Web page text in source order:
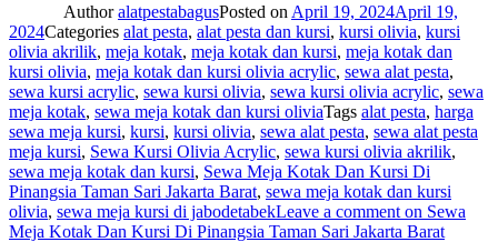
AuthoralatpestabagusPosted on April 19, 2024April 19,
2024Categories alat pesta, alat pesta dan kursi, kursi olivia, kursi
olivia akrilik, meja kotak, meja kotak dan kursi, meja kotak dan
kursi olivia, meja kotak dan kursi olivia acrylic, sewa alat pesta,
sewa kursi acrylic, sewa kursi olivia, sewa kursi olivia acrylic, sewa
meja kotak, sewa meja kotak dan kursi oliviaTags alat pesta, harga
sewa meja kursi, kursi, kursi olivia, sewa alat pesta, sewa alat pesta
meja kursi, Sewa Kursi Olivia Acrylic, sewa kursi olivia akrilik,
sewa meja kotak dan kursi, Sewa Meja Kotak Dan Kursi Di
Pinangsia Taman Sari Jakarta Barat, sewa meja kotak dan kursi
olivia, sewa meja kursi di jabodetabekLeave a comment on Sewa
Meja Kotak Dan Kursi Di Pinangsia Taman Sari Jakarta Barat